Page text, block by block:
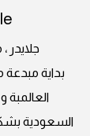
جلايدر
بداية
العالمبة
السعودية